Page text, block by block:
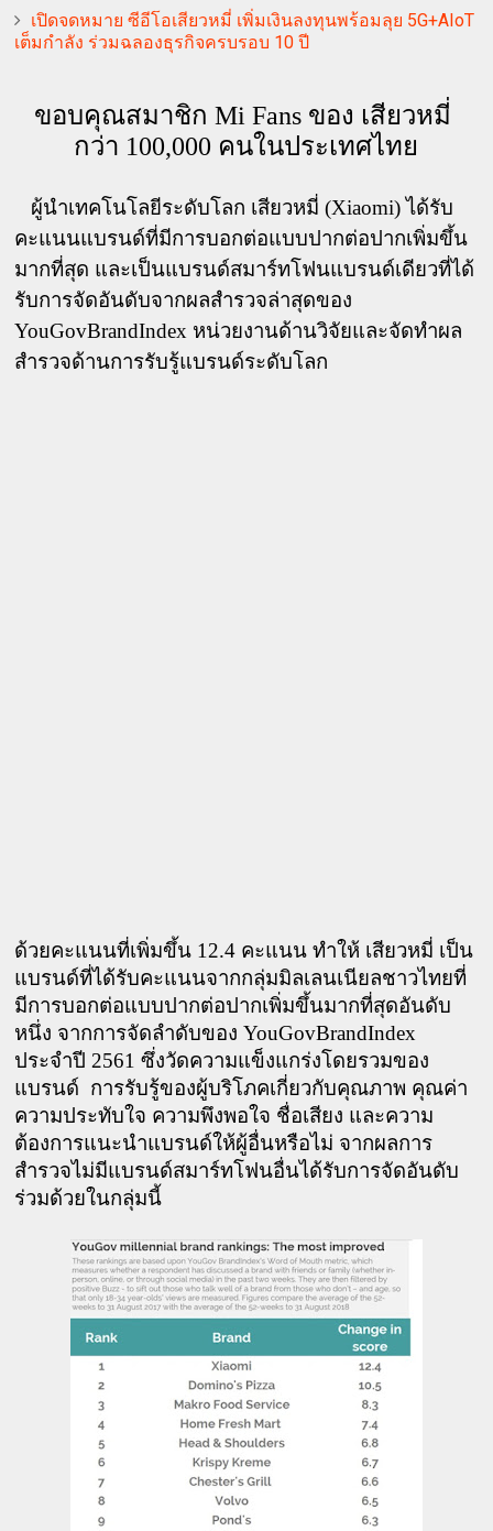
เปิดจดหมาย ซีอีโอเสียวหมี่ เพิ่มเงินลงทุนพร้อมลุย 5G+AIoT
เต็มกำลัง ร่วมฉลองธุรกิจครบรอบ 10 ปี
ขอบคุณสมาชิก Mi Fans ของ เสียวหมี่
กว่า 100,000 คนในประเทศไทย
คะแนนแบรนด์ที่มีการบอกต่อแบบปากต่อปากเพิ่มขึ้น
มากที่สุด และเป็นแบรนด์สมาร์ทโฟนแบรนด์เดียวที่ได้
รับการจัดอันดับจากผลสำรวจล่าสุดของ
YouGovBrandIndex หน่วยงานด้านวิจัยและจัดทำผล
สำรวจด้านการรับรู้แบรนด์ระดับโลก
ด้วยคะแนนที่เพิ่มขึ้น 12.4 คะแนน ทำให้ เสียวหมี่ เป็น
แบรนด์ที่ได้รับคะแนนจากกลุ่มมิลเลนเนียลชาวไทยที่
มีการบอกต่อแบบปากต่อปากเพิ่มขึ้นมากที่สุดอันดับ
หนึ่ง จากการจัดลำดับของ YouGovBrandIndex
ประจำปี 2561 ซึ่งวัดความแข็งแกร่งโดยรวมของ
แบรนด์  การรับรู้ของผู้บริโภคเกี่ยวกับคุณภาพ คุณค่า
ความประทับใจ ความพึงพอใจ ชื่อเสียง และความ
ต้องการแนะนำแบรนด์ให้ผู้อื่นหรือไม่ จากผลการ
สำรวจไม่มีแบรนด์สมาร์ทโฟนอื่นได้รับการจัดอันดับ
ร่วมด้วยในกลุ่มนี้